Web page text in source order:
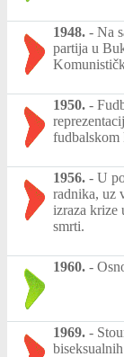
1948. - Na
partija u
1950. -
fudbalskom
1956. - U
radnika, uz
izraza krize
smrti.
1960. -
1969. -